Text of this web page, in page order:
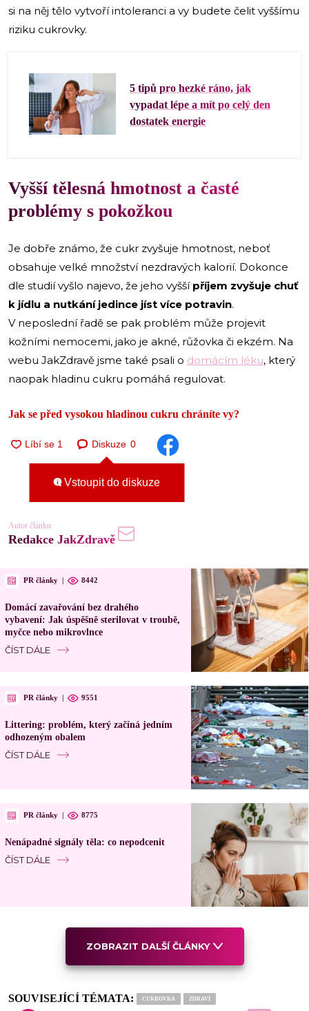
si na něj tělo vytvoří intoleranci a vy budete čelit vyššímu
riziku cukrovky.
5 tipů pro hezké ráno, jak
vypadat lépe a mít po celý den
dostatek energie
Vyšší tělesná hmotnost a časté
problémy s pokožkou
Je dobře známo, že cukr zvyšuje hmotnost, neboť
obsahuje velké množství nezdravých kalorií. Dokonce
dle studií vyšlo najevo, že jeho vyšší příjem zvyšuje chuť
k jídlu a nutkání jedince jíst více potravin.
V neposlední řadě se pak problém může projevit
kožními nemocemi, jako je akné, růžovka či ekzém. Na
webu JakZdravě jsme také psali o domácím léku, který
naopak hladinu cukru pomáhá regulovat.
Jak se před vysokou hladinou cukru chráníte vy?
Diskuze 0
Vstoupit do diskuze
Autor článku
Redakce JakZdravě
PR články | 8442
Domácí zavařování bez drahého
vybavení: Jak úspěšně sterilovat v troubě,
myčce nebo mikrovlnce
ČÍST DÁLE
PR články | 9551
Littering: problém, který začíná jedním
odhozeným obalem
ČÍST DÁLE
PR články | 8775
Nenápadné signály těla: co nepodcenit
ČÍST DÁLE
ZOBRAZIT DALŠÍ ČLÁNKY
SOUVISEJÍCÍ TÉMATA: CUKROVKA ZDRAVÍ